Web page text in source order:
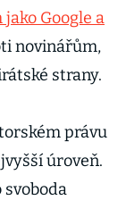
Google a
novinářům,
strany.
právu
úroveň.